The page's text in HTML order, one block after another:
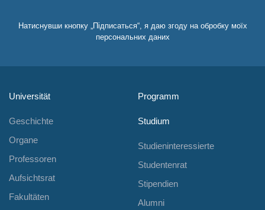
Натиснувши кнопку „Підписаться“, я даю згоду на обробку моїх
персональних даних
Universität
Geschichte
Organe
Professoren
Aufsichtsrat
Fakultäten
Programm
Studium
Studieninteressierte
Studentenrat
Stipendien
Alumni